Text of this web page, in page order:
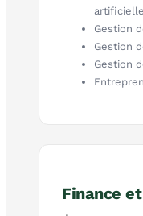
artificielle
Gestion
Gestion
Gestion
Finance